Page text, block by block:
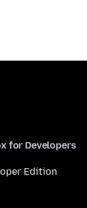
for Developers
Edition